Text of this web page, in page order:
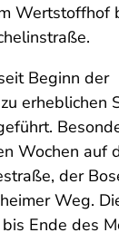
Wertstoffhof
Beginn der
erheblichen
Wochen auf
der
Weg.
Ende des